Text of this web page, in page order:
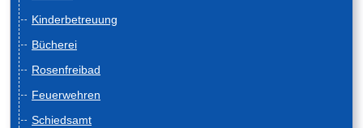
Kinderbetreuung
Bücherei
Rosenfreibad
Feuerwehren
Schiedsamt